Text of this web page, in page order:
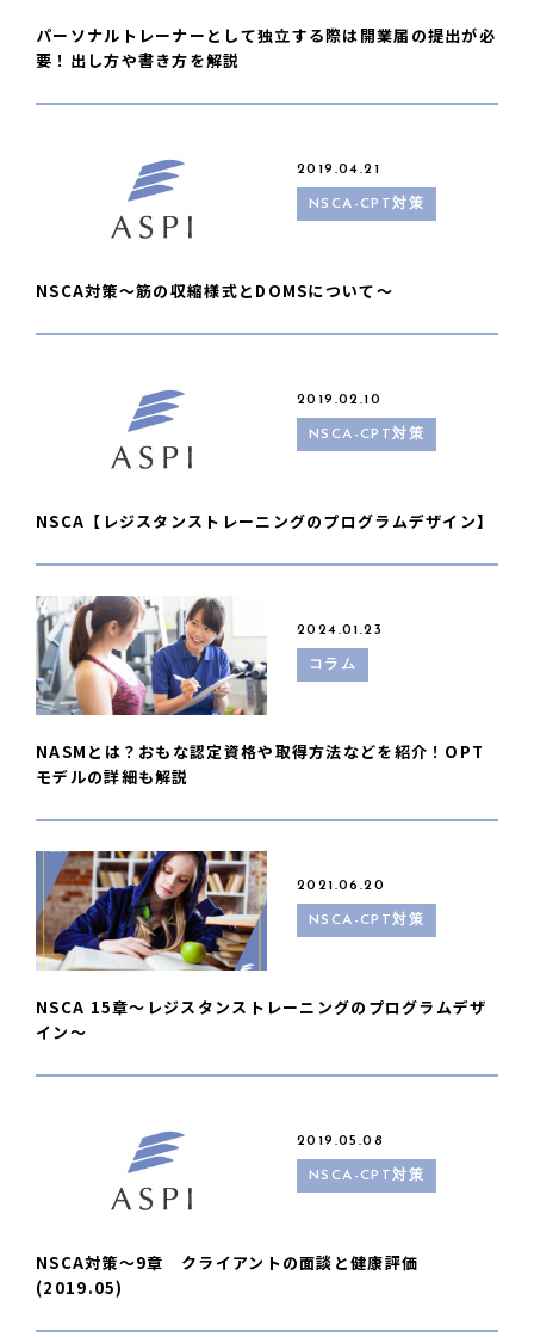
パーソナルトレーナーとして独立する際は開業届の提出が必
要！出し方や書き方を解説
2019.04.21
NSCA-CPT対策
NSCA対策〜筋の収縮様式とDOMSについて〜
2019.02.10
NSCA-CPT対策
NSCA【レジスタンストレーニングのプログラムデザイン】
2024.01.23
コラム
NASMとは？おもな認定資格や取得方法などを紹介！OPT
モデルの詳細も解説
2021.06.20
NSCA-CPT対策
NSCA 15章〜レジスタンストレーニングのプログラムデザ
イン〜
2019.05.08
NSCA-CPT対策
NSCA対策〜9章 クライアントの面談と健康評価
(2019.05)